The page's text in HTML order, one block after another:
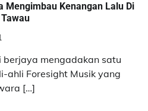
Mengimbau Kenangan Lalu Di
berjaya mengadakan satu
ahli Foresight Musik yang
[…]